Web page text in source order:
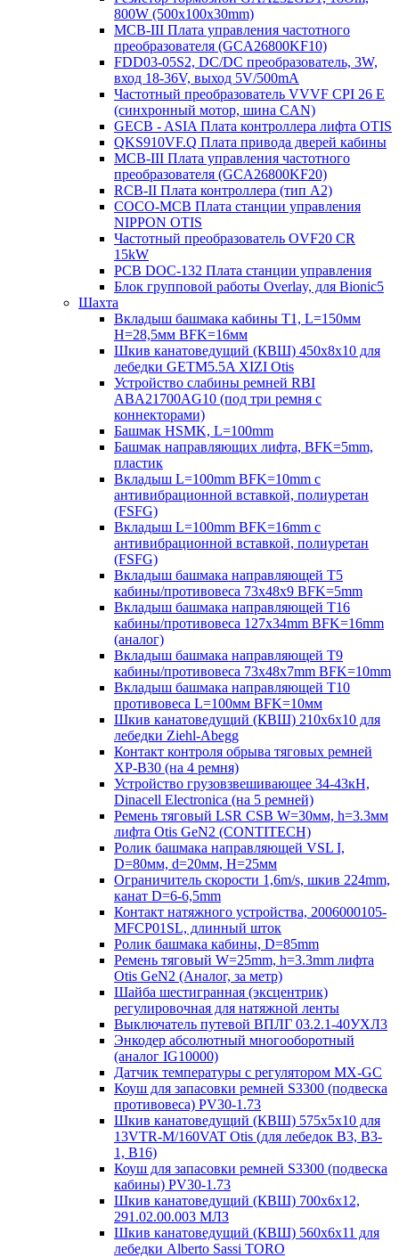
800W (500x100x30mm)
MCB-III Плата управления частотного
преобразователя (GCA26800KF10)
FDD03-05S2, DC/DC преобразователь, 3W,
вход 18-36V, выход 5V/500mA
Частотный преобразователь VVVF CPI 26 E
(синхронный мотор, шина CAN)
GECB - ASIA Плата контроллера лифта OTIS
QKS910VF.Q Плата привода дверей кабины
MCB-III Плата управления частотного
преобразователя (GCA26800KF20)
RCB-II Плата контроллера (тип A2)
COCO-MCB Плата станции управления
NIPPON OTIS
Частотный преобразователь OVF20 CR
15kW
PCB DOC-132 Плата станции управления
Блок групповой работы Overlay, для Bionic5
Шахта
Вкладыш башмака кабины T1, L=150мм
H=28,5мм BFK=16мм
Шкив канатоведущий (КВШ) 450х8х10 для
лебедки GETM5.5A XIZI Otis
Устройство слабины ремней RBI
ABA21700AG10 (под три ремня с
коннекторами)
Башмак HSMK, L=100mm
Башмак направляющих лифта, BFK=5mm,
пластик
Вкладыш L=100mm BFK=10mm с
антивибрационной вставкой, полиуретан
(FSFG)
Вкладыш L=100mm BFK=16mm с
антивибрационной вставкой, полиуретан
(FSFG)
Вкладыш башмака направляющей T5
кабины/противовеса 73х48х9 BFK=5mm
Вкладыш башмака направляющей T16
кабины/противовеса 127х34mm BFK=16mm
(аналог)
Вкладыш башмака направляющей T9
кабины/противовеса 73х48х7mm BFK=10mm
Вкладыш башмака направляющей T10
противовеса L=100мм BFK=10мм
Шкив канатоведущий (КВШ) 210х6х10 для
лебедки Ziehl-Abegg
Контакт контроля обрыва тяговых ремней
XP-B30 (на 4 ремня)
Устройство грузовзвешивающее 34-43кН,
Dinacell Electronica (на 5 ремней)
Ремень тяговый LSR CSB W=30мм, h=3.3мм
лифта Otis GeN2 (CONTITECH)
Ролик башмака направляющей VSL I,
D=80мм, d=20мм, H=25мм
Ограничитель скорости 1,6m/s, шкив 224mm,
канат D=6-6,5mm
Контакт натяжного устройства, 2006000105-
MFCP01SL, длинный шток
Ролик башмака кабины, D=85mm
Ремень тяговый W=25mm, h=3.3mm лифта
Otis GeN2 (Аналог, за метр)
Шайба шестигранная (эксцентрик)
регулировочная для натяжной ленты
Выключатель путевой ВПЛГ 03.2.1-40УХЛ3
Энкодер абсолютный многооборотный
(аналог IG10000)
Датчик температуры с регулятором MX-GC
Коуш для запасовки ремней S3300 (подвеска
противовеса) PV30-1.73
Шкив канатоведущий (КВШ) 575х5х10 для
13VTR-M/160VAT Otis (для лебедок B3, B3-
1, B16)
Коуш для запасовки ремней S3300 (подвеска
кабины) PV30-1.73
Шкив канатоведущий (КВШ) 700х6х12,
291.02.00.003 МЛЗ
Шкив канатоведущий (КВШ) 560х6х11 для
лебедки Alberto Sassi TORO